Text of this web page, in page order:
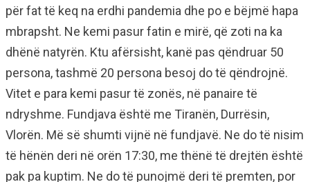
për fat të keq na erdhi pandemia dhe po e bëjmë hapa
mbrapsht. Ne kemi pasur fatin e mirë, që zoti na ka
dhënë natyrën. Ktu afërsisht, kanë pas qëndruar 50
persona, tashmë 20 persona besoj do të qëndrojnë.
Vitet e para kemi pasur të zonës, në panaire të
ndryshme. Fundjava është me Tiranën, Durrësin,
Vlorën. Më së shumti vijnë në fundjavë. Ne do të nisim
të hënën deri në orën 17:30, me thënë të drejtën është
pak pa kuptim. Ne do të punojmë deri të premten, por